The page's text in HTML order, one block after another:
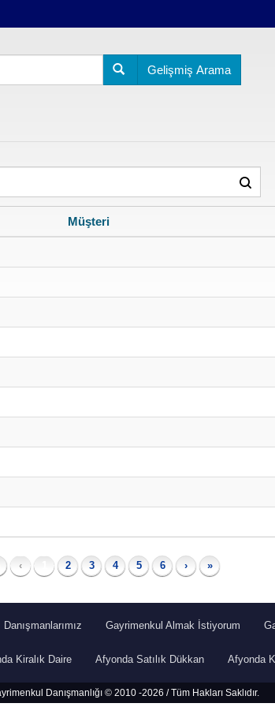
Gelişmiş Arama
Müşteri
‹ 2 3 4 5 6 › »
Danışmanlarımız Gayrimenkul Almak İstiyorum
Kiralık Daire Afyonda Satılık Dükkan Afyonda
Danışmanlığı © 2010 -2026 / Tüm Hakları Saklıdır.